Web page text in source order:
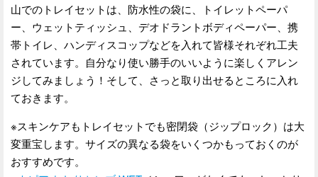
山でのトレイセットは、防水性の袋に、トイレットペーパ
ー、ウェットティッシュ、デオドラントボディペーパー、携
帯トイレ、ハンディスコップなどを入れて皆様それぞれ工夫
されています。自分なり使い勝手のいいように楽しくアレン
ジしてみましょう！そして、さっと取り出せるところに入れ
ておきます。
※スキンケアもトレイセットでも密閉袋（ジップロック）は大
変重宝します。サイズの異なる袋をいくつかもっておくのが
おすすめです。